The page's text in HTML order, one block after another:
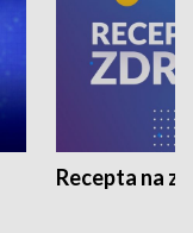
Recepta na